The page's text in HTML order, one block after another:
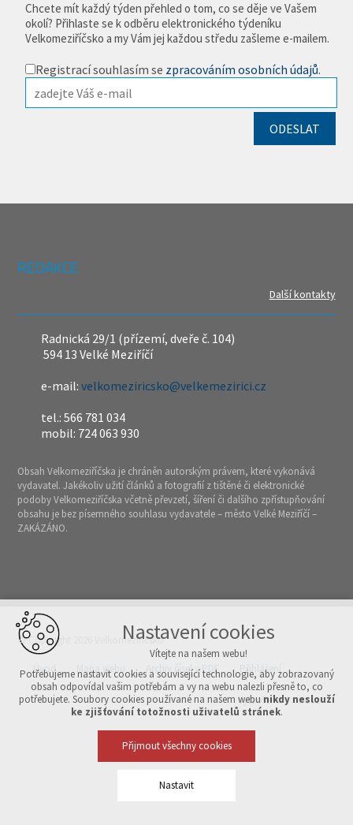
Chcete mít každý týden přehled o tom, co se děje ve Vašem
okolí? Přihlaste se k odběru elektronického týdeníku
Velkomeziříčsko a my Vám jej každou středu zašleme e-mailem.
Registrací souhlasím se zpracováním osobních údajů.
REDAKCE
Další kontakty
Radnická 29/1 (přízemí, dveře č. 104)
594 13 Velké Meziříčí
e-mail:velkomeziricsko@velkemezirici.cz
tel.: 566 781 034
mobil: 724 063 930
Obsah Velkomeziříčska je chráněn autorským právem, které vykonává
vydavatel. Jakékoliv užití článků a fotografií z tištěné či elektronické
podoby Velkomeziříčska včetně převzetí, šíření či dalšího zpřístupňování
obsahu je bez písemného souhlasu vydavatele – město Velké Meziříčí –
ZAKÁZÁNO.
© Copyright 2026 Velkomeziříčsko
Úvod Mapa webu Archiv čísel v PDF Přihlášení
Vytvořeno v xart.cz
Nastavení cookies
Vítejte na našem webu!
Potřebujeme nastavit cookies a související technologie, aby zobrazovaný
obsah odpovídal vašim potřebám a vy na webu nalezli přesně to, co
potřebujete. Soubory cookies používané na našem webu nikdy neslouží
ke zjišťování totožnosti uživatelů stránek.
Přijmout všechny cookies
Nastavit